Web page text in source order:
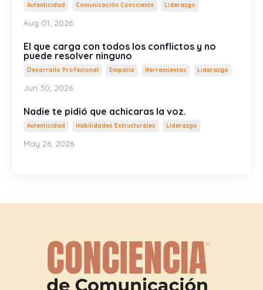
Autenticidad Comunicación Consciente Liderazgo
Aug 01, 2026
El que carga con todos los conflictos y no
puede resolver ninguno
Desarrollo Profesional Empatía Herramientas Liderazgo
Jun 30, 2026
Nadie te pidió que achicaras la voz.
Autenticidad Habilidades Estructurales Liderazgo
May 26, 2026